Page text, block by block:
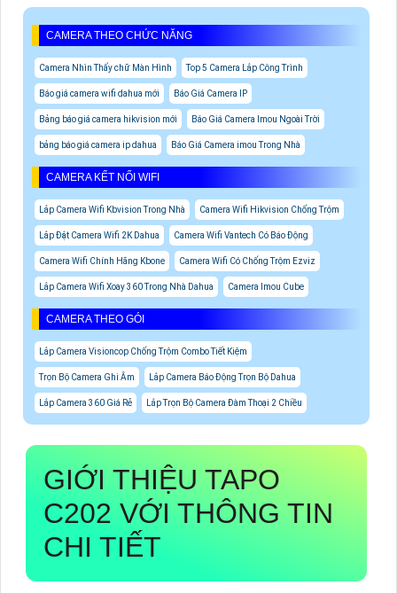
CAMERA THEO CHỨC NĂNG
Camera Nhìn Thấy chữ Màn Hình Top 5 Camera Lắp Công Trình
Báo giá camera wifi dahua mới Báo Giá Camera IP
Bảng báo giá camera hikvision mới Báo Giá Camera Imou Ngoài Trời
bảng báo giá camera ip dahua Báo Giá Camera imou Trong Nhà
CAMERA KẾT NỐI WIFI
Lắp Camera Wifi Kbvision Trong Nhà Camera Wifi Hikvision Chống Trộm
Lắp Đặt Camera Wifi 2K Dahua Camera Wifi Vantech Có Báo Động
Camera Wifi Chính Hãng Kbone Camera Wifi Có Chống Trộm Ezviz
Lắp Camera Wifi Xoay 360 Trong Nhà Dahua Camera Imou Cube
CAMERA THEO GÓI
Lắp Camera Visioncop Chống Trộm Combo Tiết Kiệm
Trọn Bộ Camera Ghi Âm Lắp Camera Báo Động Trọn Bộ Dahua
Lắp Camera 360 Giá Rẻ Lắp Trọn Bộ Camera Đàm Thoại 2 Chiều
GIỚI THIỆU TAPO
C202 VỚI THÔNG TIN
CHI TIẾT